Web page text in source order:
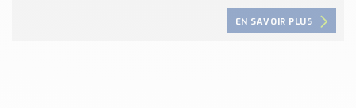
EN SAVOIR PLUS